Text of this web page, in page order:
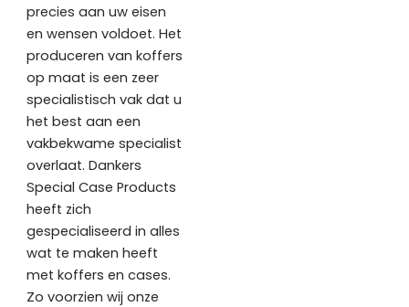
precies aan uw eisen
en wensen voldoet. Het
produceren van koffers
op maat is een zeer
specialistisch vak dat u
het best aan een
vakbekwame specialist
overlaat. Dankers
Special Case Products
heeft zich
gespecialiseerd in alles
wat te maken heeft
met koffers en cases.
Zo voorzien wij onze